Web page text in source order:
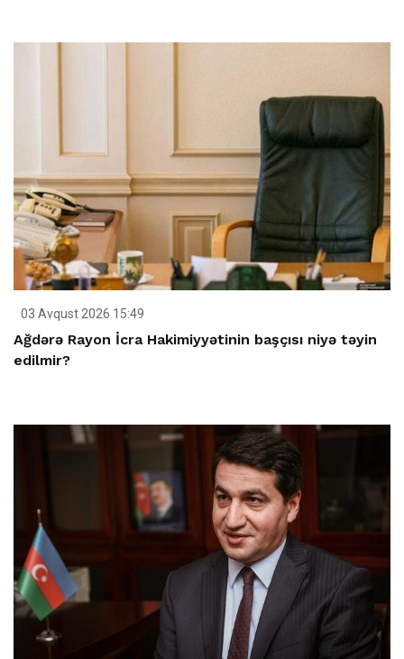
03 Avqust 2026 15:49
Ağdərə Rayon İcra Hakimiyyətinin başçısı niyə təyin
edilmir?